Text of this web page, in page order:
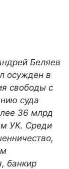
Беляев
осужден в
свободы с
суда
36 млрд
УК. Среди
банкир